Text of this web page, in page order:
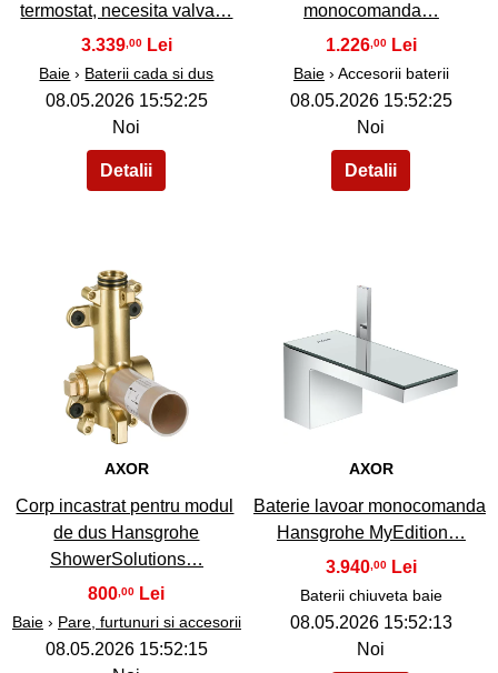
termostat, necesita valva…
3.339,00
Baie › Baterii cada si dus
08.05.2026 15:52:25
Noi
monocomanda…
1.226,00
Baie› Accesorii baterii
08.05.2026 15:52:25
Noi
38
AXOR
Corp incastrat pentru modul
de dus Hansgrohe
ShowerSolutions…
800 ,00
Baie› Pare, furtunuri si accesorii
08.05.2026 15:52:15
39
AXOR
Baterie lavoar monocomanda
Hansgrohe MyEdition…
3.940,00
Baterii chiuveta baie
08.05.2026 15:52:13
Noi